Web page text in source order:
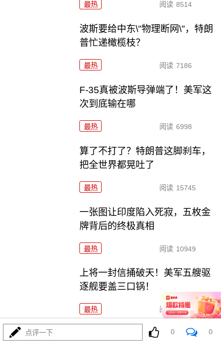
最热 阅读 8514
波斯要给中东\"物理断网\"，特朗
普忙递橄榄枝？
最热 阅读 7186
F-35真被波斯导弹端了！美军这
次到底输在哪
最热 阅读 6998
算了不打了？特朗普这脚刹车，
把全世界都晃吐了
最热 阅读 15745
一张图让印度陷入死寂，五枚金
牌背后的终极真相
最热 阅读 10949
上将一封信捅破天！美军五艘驱
逐舰要盖三口锅！
最热 阅读 7582
特朗普要对伊朗动手？最狠的还
点评一下 0 0